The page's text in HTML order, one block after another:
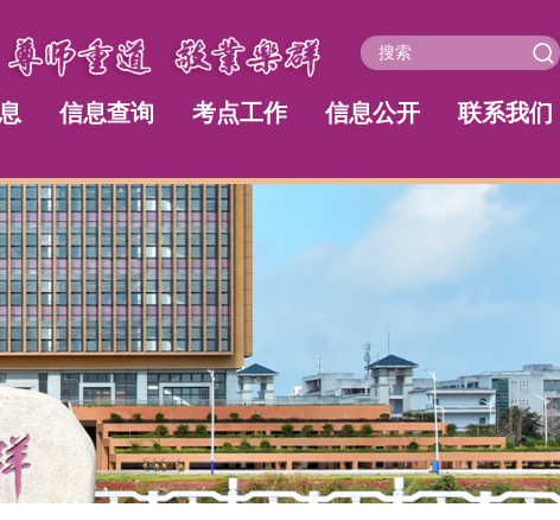
信息查询 考点工作 信息公开 联系我们